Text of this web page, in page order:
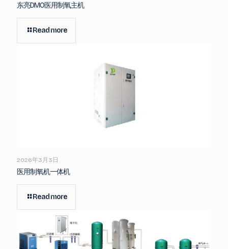
东亮DMO医用制氧主机
Read more
2026年3月3日
医用制氧机一体机
Read more